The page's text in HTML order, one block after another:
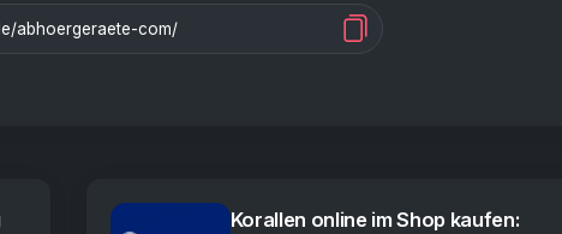
Korallen online im Shop kaufen: